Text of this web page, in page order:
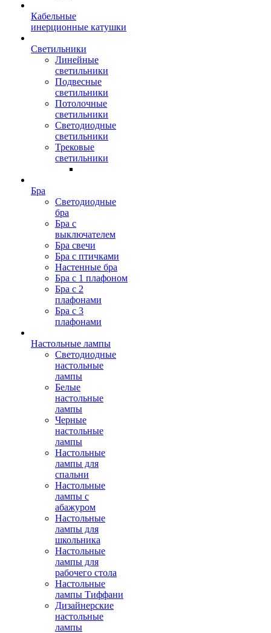
Кабельные
инерционные катушки
Светильники
Линейные
светильники
Подвесные
светильники
Потолочные
светильники
Светодиодные
светильники
Трековые
светильники
Бра
Светодиодные
бра
Бра с
выключателем
Бра свечи
Бра с птичками
Настенные бра
Бра с 1 плафоном
Бра с 2
плафонами
Бра с 3
плафонами
Настольные лампы
Светодиодные
настольные
лампы
Белые
настольные
лампы
Черные
настольные
лампы
Настольные
лампы для
спальни
Настольные
лампы с
абажуром
Настольные
лампы для
школьника
Настольные
лампы для
рабочего стола
Настольные
лампы Тиффани
Дизайнерские
настольные
лампы